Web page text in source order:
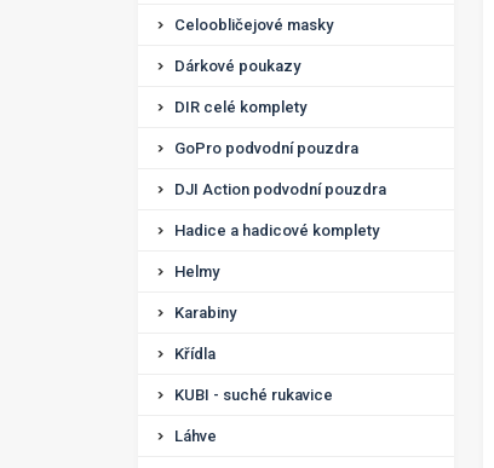
Celoobličejové masky
Dárkové poukazy
DIR celé komplety
GoPro podvodní pouzdra
DJI Action podvodní pouzdra
Hadice a hadicové komplety
Helmy
Karabiny
Křídla
KUBI - suché rukavice
Láhve